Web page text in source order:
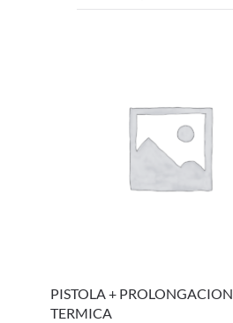
PISTOLA + PROLONGACION
TERMICA